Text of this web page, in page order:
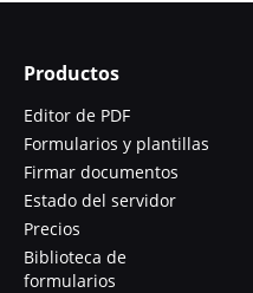
Productos
Editor de PDF
Formularios y plantillas
Firmar documentos
Estado del servidor
Precios
Biblioteca de
formularios